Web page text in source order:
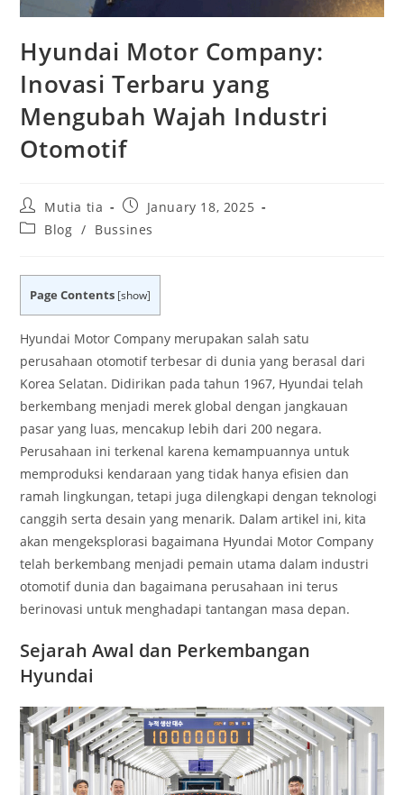
Hyundai Motor Company:
Inovasi Terbaru yang
Mengubah Wajah Industri
Otomotif
Post
author:
Mutia tia
Post
published:
January 18, 2025
PostBlog / Bussines
Page Contents [show]
Hyundai Motor Company merupakan salah satu
perusahaan otomotif terbesar di dunia yang berasal dari
Korea Selatan. Didirikan pada tahun 1967, Hyundai telah
berkembang menjadi merek global dengan jangkauan
pasar yang luas, mencakup lebih dari 200 negara.
Perusahaan ini terkenal karena kemampuannya untuk
memproduksi kendaraan yang tidak hanya efisien dan
ramah lingkungan, tetapi juga dilengkapi dengan teknologi
canggih serta desain yang menarik. Dalam artikel ini, kita
akan mengeksplorasi bagaimana Hyundai Motor Company
telah berkembang menjadi pemain utama dalam industri
otomotif dunia dan bagaimana perusahaan ini terus
berinovasi untuk menghadapi tantangan masa depan.
Sejarah Awal dan Perkembangan
Hyundai